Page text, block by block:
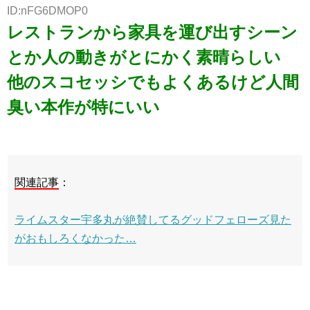
ID:nFG6DMOP0
レストランから家具を運び出すシーン
とか人の動きがとにかく素晴らしい
他のスコセッシでもよくあるけど人間
臭い本作が特にいい
関連記事 ：
ライムスター宇多丸が絶賛してるグッドフェローズ見た
がおもしろくなかった…